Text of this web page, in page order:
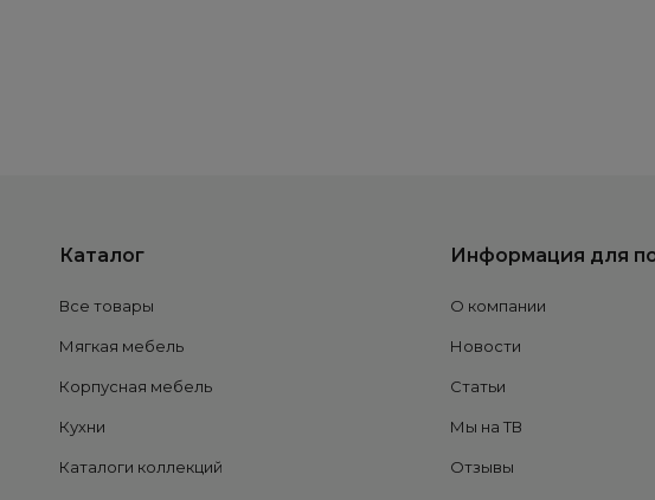
Каталог
Все товары
Мягкая мебель
Корпусная мебель
Кухни
Каталоги коллекций
Информация для
О компании
Новости
Статьи
Мы на ТВ
Отзывы